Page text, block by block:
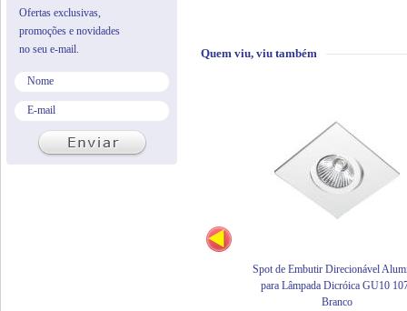
Quem viu, viu também
Spot de Embutir Direcionável
para Lâmpada Dicróica GU10
Branco
Ofertas exclusivas,
promoções e novidades
no seu e-mail.